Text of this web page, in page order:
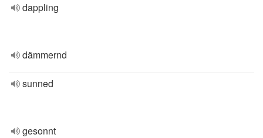
dappling
dämmernd
sunned
gesonnt